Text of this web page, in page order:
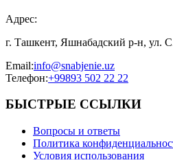
Адрес:
г. Ташкент, Яшнабадский р-н, ул.
Email:info@snabjenie.uz
Телефон:+99893 502 22 22
БЫСТРЫЕ ССЫЛКИ
Вопросы и ответы
Политика
Условия использования